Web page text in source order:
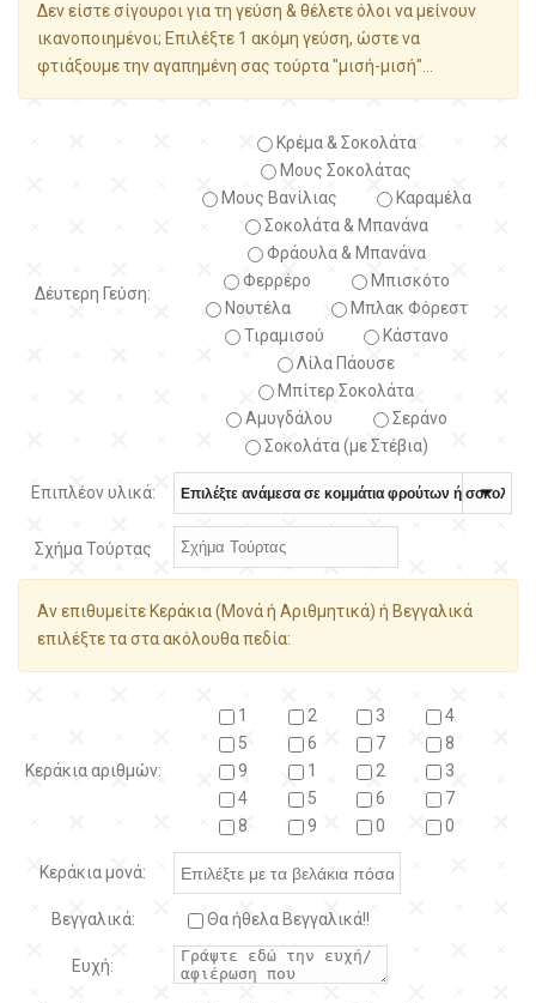
Δεν είστε σίγουροι για τη γεύση & θέλετε όλοι να μείνουν
ικανοποιημένοι; Επιλέξτε 1 ακόμη γεύση, ώστε να
φτιάξουμε την αγαπημένη σας τούρτα "μισή-μισή"...
Δέυτερη Γεύση:
Κρέμα & Σοκολάτα
Μους Σοκολάτας
Μους Βανίλιας
Καραμέλα
Σοκολάτα & Μπανάνα
Φράουλα & Μπανάνα
Φερρέρο
Μπισκότο
Νουτέλα
Μπλακ Φόρεστ
Τιραμισού
Κάστανο
Λίλα Πάουσε
Μπίτερ Σοκολάτα
Αμυγδάλου
Σεράνο
Σοκολάτα (με Στέβια)
Επιπλέον υλικά:
Σχήμα Τούρτας
Αν επιθυμείτε Κεράκια (Μονά ή Αριθμητικά) ή Βεγγαλικά
επιλέξτε τα στα ακόλουθα πεδία:
Κεράκια αριθμών:
1 2 3
4
5
6 7
8
9
1 2
3
4
5 6
7
8
9 0 0
Κεράκια μονά:
Βεγγαλικά: Θα ήθελα Βεγγαλικά!!
Ευχή: